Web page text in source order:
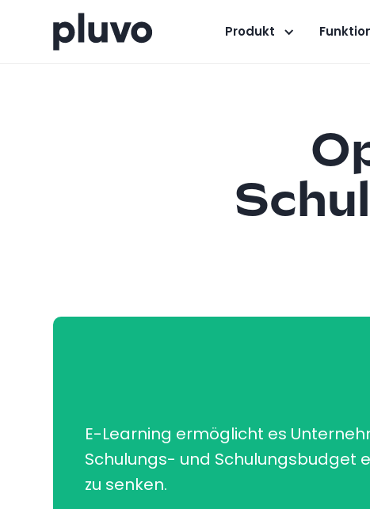
Produkt
E-Learning ermöglicht es
Schulungs- und Schulungsbudget
zu senken.